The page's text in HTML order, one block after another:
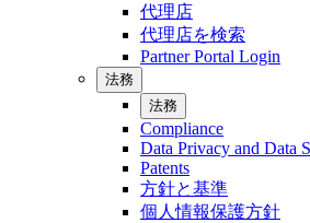
代理店
代理店を検索
Partner Portal Login
法務
法務
Compliance
Data Privacy and Data
Patents
方針と基準
個人情報保護方針